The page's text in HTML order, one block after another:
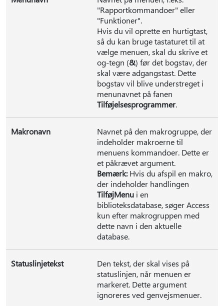
"Rapportkommandoer" eller
"Funktioner".
Hvis du vil oprette en hurtigtast,
så du kan bruge tastaturet til at
vælge menuen, skal du skrive et
og-tegn (&) før det bogstav, der
skal være adgangstast. Dette
bogstav vil blive understreget i
menunavnet på fanen
Tilføjelsesprogrammer.
Makronavn
Navnet på den makrogruppe, der
indeholder makroerne til
menuens kommandoer. Dette er
et påkrævet argument.
Bemærk:Hvis du afspil en makro,
der indeholder handlingen
TilføjMenu i en
biblioteksdatabase, søger Access
kun efter makrogruppen med
dette navn i den aktuelle
database.
Statuslinjetekst
Den tekst, der skal vises på
statuslinjen, når menuen er
markeret. Dette argument
ignoreres ved genvejsmenuer.